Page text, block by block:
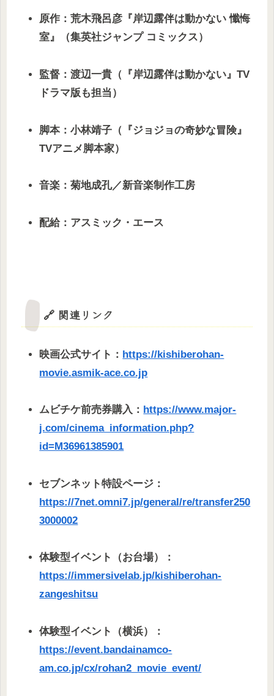
原作：荒木飛呂彦『岸辺露伴は動かない 懺悔
室』（集英社ジャンプ コミックス）
監督：渡辺一貴（『岸辺露伴は動かない』TV
ドラマ版も担当）
脚本：小林靖子（『ジョジョの奇妙な冒険』
TVアニメ脚本家）
音楽：菊地成孔／新音楽制作工房
配給：アスミック・エース
🔗 関連リンク
映画公式サイト： https://kishiberohan-
movie.asmik-ace.co.jp
ムビチケ前売券購入： https://www.major-
j.com/cinema_information.php?
id=M36961385901
セブンネット特設ページ：
https://7net.omni7.jp/general/re/transfer250
3000002
体験型イベント（お台場）：
https://immersivelab.jp/kishiberohan-
zangeshitsu
体験型イベント（横浜）：
https://event.bandainamco-
am.co.jp/cx/rohan2_movie_event/